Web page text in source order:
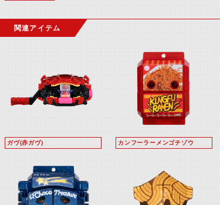
関連アイテム
ガヴ(赤ガヴ) カンフーラーメンゴチゾウ